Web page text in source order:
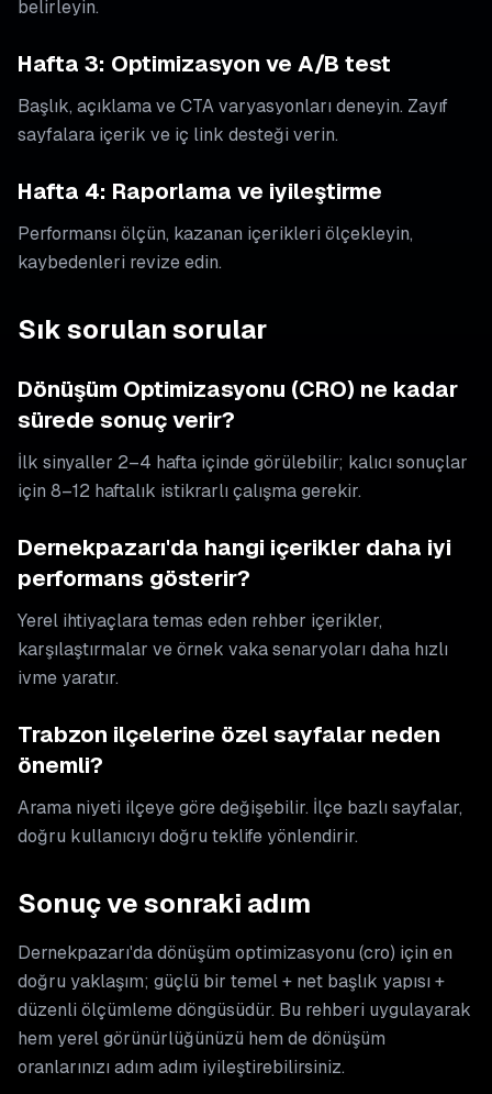
belirleyin.
Hafta 3: Optimizasyon ve A/B test
Başlık, açıklama ve CTA varyasyonları deneyin. Zayıf
sayfalara içerik ve iç link desteği verin.
Hafta 4: Raporlama ve iyileştirme
Performansı ölçün, kazanan içerikleri ölçekleyin,
kaybedenleri revize edin.
Sık sorulan sorular
Dönüşüm Optimizasyonu (CRO) ne kadar
sürede sonuç verir?
İlk sinyaller 2–4 hafta içinde görülebilir; kalıcı sonuçlar
için 8–12 haftalık istikrarlı çalışma gerekir.
Dernekpazarı'da hangi içerikler daha iyi
performans gösterir?
Yerel ihtiyaçlara temas eden rehber içerikler,
karşılaştırmalar ve örnek vaka senaryoları daha hızlı
ivme yaratır.
Trabzon ilçelerine özel sayfalar neden
önemli?
Arama niyeti ilçeye göre değişebilir. İlçe bazlı sayfalar,
doğru kullanıcıyı doğru teklife yönlendirir.
Sonuç ve sonraki adım
Dernekpazarı'da dönüşüm optimizasyonu (cro) için en
doğru yaklaşım; güçlü bir temel + net başlık yapısı +
düzenli ölçümleme döngüsüdür. Bu rehberi uygulayarak
hem yerel görünürlüğünüzü hem de dönüşüm
oranlarınızı adım adım iyileştirebilirsiniz.